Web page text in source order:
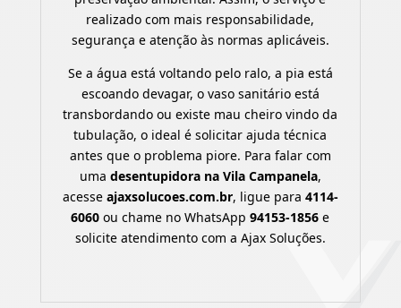
realizado com mais responsabilidade,
segurança e atenção às normas aplicáveis.
Se a água está voltando pelo ralo, a pia está
escoando devagar, o vaso sanitário está
transbordando ou existe mau cheiro vindo da
tubulação, o ideal é solicitar ajuda técnica
antes que o problema piore. Para falar com
uma desentupidora na Vila Campanela,
acesse ajaxsolucoes.com.br, ligue para 4114-
6060 ou chame no WhatsApp94153-1856 e
solicite atendimento com a Ajax Soluções.